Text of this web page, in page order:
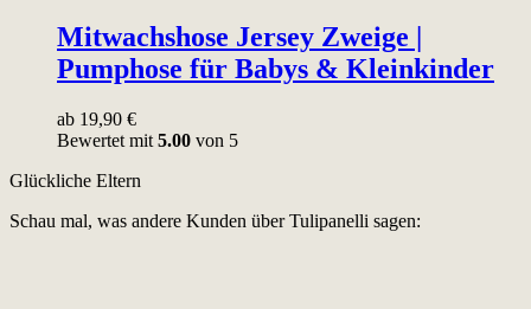
Mitwachshose Jersey Zweige |
Pumphose für Babys & Kleinkinder
ab 19,90 €
Bewertet mit 5.00 von 5
Glückliche Eltern
Schau mal, was andere Kunden über Tulipanelli sagen: